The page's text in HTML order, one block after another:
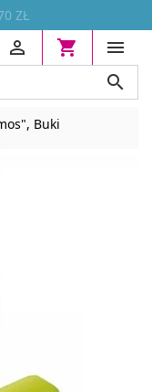
ZŁ




Buki